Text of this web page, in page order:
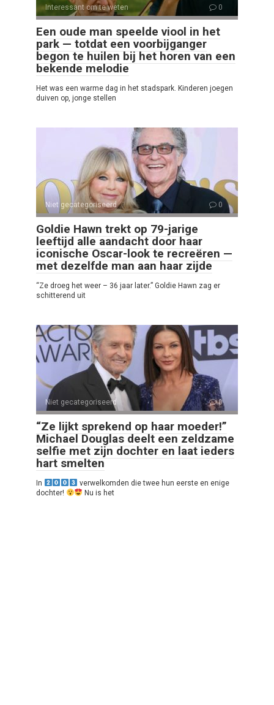
Interessant om te weten 0
Een oude man speelde viool in het
park — totdat een voorbijganger
begon te huilen bij het horen van een
bekende melodie
Het was een warme dag in het stadspark. Kinderen joegen
duiven op, jonge stellen
Niet gecategoriseerd 0
Goldie Hawn trekt op 79-jarige
leeftijd alle aandacht door haar
iconische Oscar-look te recreëren —
met dezelfde man aan haar zijde
“Ze droeg het weer – 36 jaar later.” Goldie Hawn zag er
schitterend uit
Niet gecategoriseerd 0
“Ze lijkt sprekend op haar moeder!”
Michael Douglas deelt een zeldzame
selfie met zijn dochter en laat ieders
hart smelten
In
verwelkomden die twee hun eerste en enige
dochter!
Nu is het